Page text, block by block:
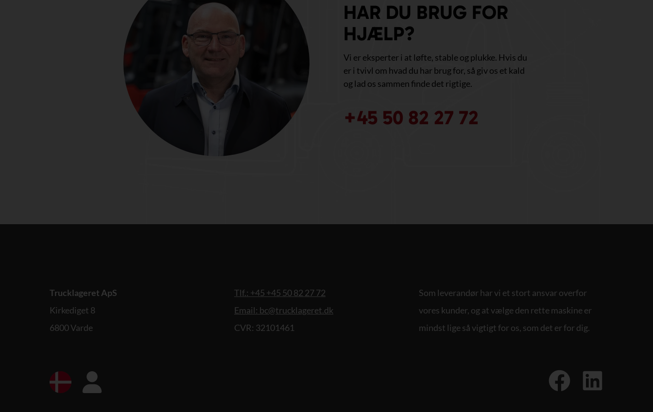
HAR DU BRUG FOR
HJÆLP?
Vi er eksperter i at løfte, stable og plukke. Hvis du
er i tvivl om hvad du har brug for, så giv os et kald
og lad os sammen finde det rigtige.
+45 50 82 27 72
Trucklageret ApS
Kirkediget 8
6800 Varde
Tlf.: +45 +45 50 82 27 72
Email: bc@trucklageret.dk
CVR: 32101461
Som leverandør har vi et stort ansvar overfor
vores kunder, og at vælge den rette maskine er
mindst lige så vigtigt for os, som det er for dig.